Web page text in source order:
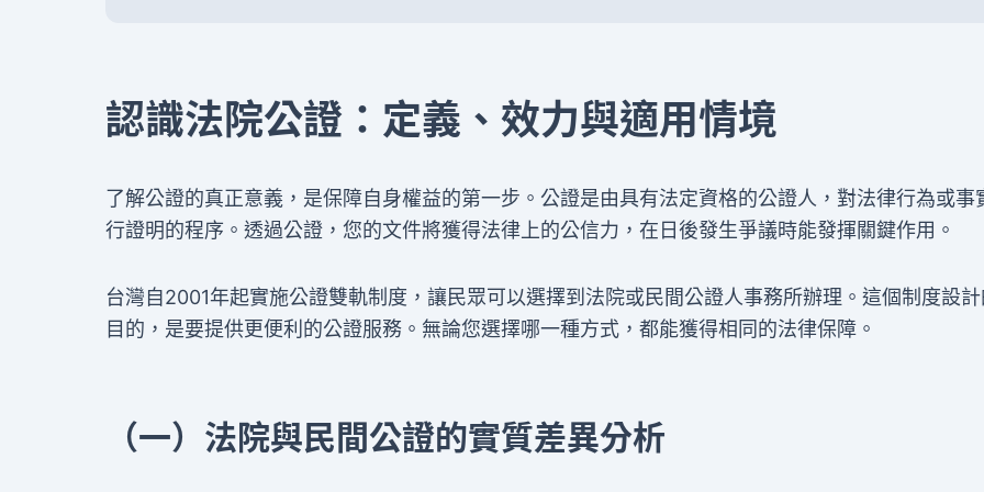
認識法院公證：定義、效力與適用情境
了解公證的真正意義，是保障自身權益的第一步。公證是由具有法定資格的公證人，對法律行為或事
行證明的程序。透過公證，您的文件將獲得法律上的公信力，在日後發生爭議時能發揮關鍵作用。
台灣自2001年起實施公證雙軌制度，讓民眾可以選擇到法院或民間公證人事務所辦理。這個制度設
目的，是要提供更便利的公證服務。無論您選擇哪一種方式，都能獲得相同的法律保障。
（一）法院與民間公證的實質差異分析